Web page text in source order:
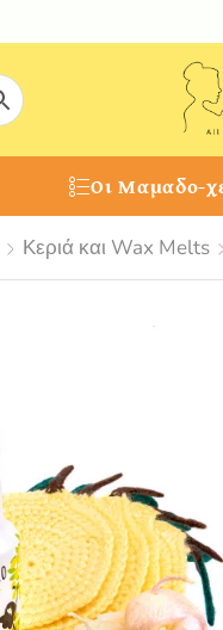
Οι Μαμαδο-
Κεριά και Wax Melts